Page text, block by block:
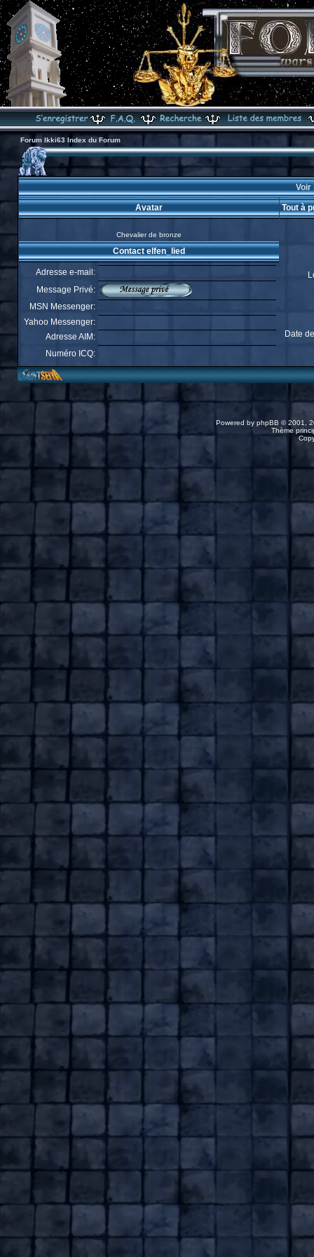
Forum Ikki63 Index du Forum
Voir
Avatar Tout à
Chevalier de bronze
Date
Contact elfen_lied
Adresse e-mail:
Message Privé:
MSN Messenger:
Yahoo Messenger:
Adresse AIM:
Numéro ICQ:
Powered by phpBB © 2001,
Thème